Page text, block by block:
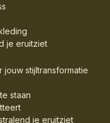
je eruitziet
jouw stijltransformatie
staan
je eruitziet